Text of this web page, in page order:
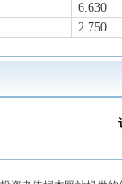
6.630
2.750